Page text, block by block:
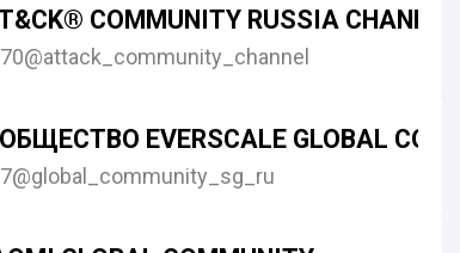
COMMUNITY RUSSIA CHANNEL
@attack_community_channel
EVERSCALE GLOBAL
@global_community_sg_ru